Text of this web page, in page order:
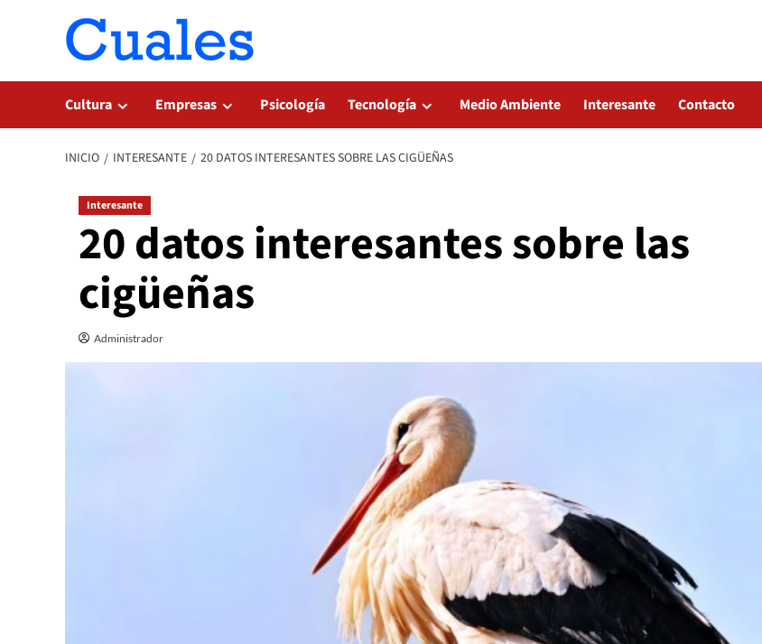
Cultura Empresas Psicología Tecnología Medio Ambiente Interesante Contacto
INICIO INTERESANTE 20 DATOS INTERESANTES SOBRE LAS CIGÜEÑAS
Interesante
20 datos interesantes sobre las
cigüeñas
Administrador